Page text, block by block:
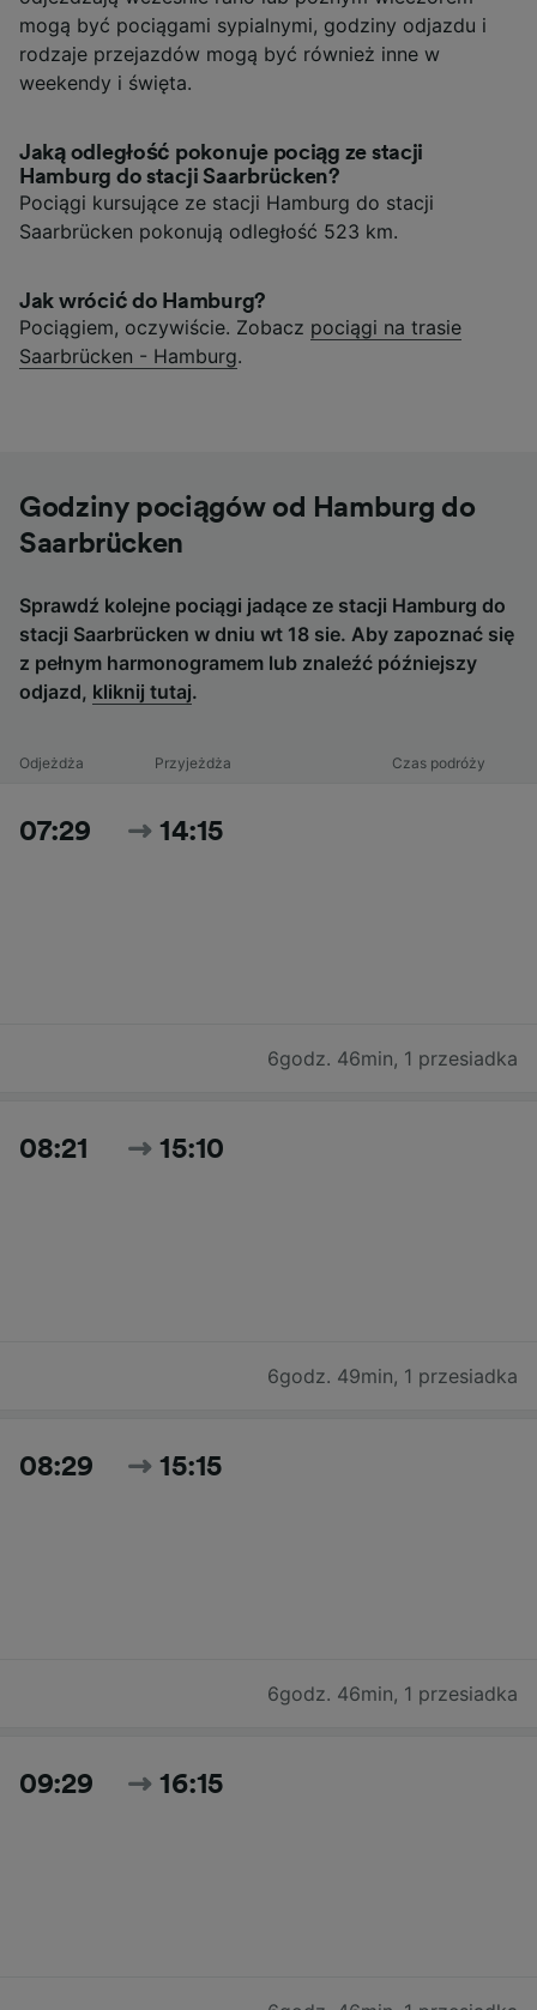
mogą być pociągami sypialnymi, godziny odjazdu i
rodzaje przejazdów mogą być również inne w
weekendy i święta.
Jaką odległość pokonuje pociąg ze stacji
Hamburg do stacji Saarbrücken?
Pociągi kursujące ze stacji Hamburg do stacji
Saarbrücken pokonują odległość 523 km.
Jak wrócić do Hamburg?
Pociągiem, oczywiście. Zobacz pociągi na trasie
Saarbrücken - Hamburg.
Godziny pociągów od Hamburg do
Saarbrücken
Sprawdź kolejne pociągi jadące ze stacji Hamburg do
stacji Saarbrücken w dniu wt 18 sie. Aby zapoznać się
z pełnym harmonogramem lub znaleźć późniejszy
odjazd, kliknij tutaj.
Odjeżdża Przyjeżdża Czas podróży
07:29 14:15
6godz. 46min, 1 przesiadka
08:21 15:10
6godz. 49min, 1 przesiadka
08:29 15:15
6godz. 46min, 1 przesiadka
09:29 16:15